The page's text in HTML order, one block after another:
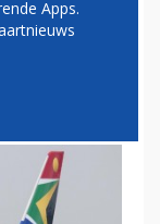
NIET
Apps.